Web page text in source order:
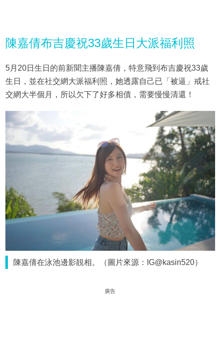
陳嘉倩布吉慶祝33歲生日大派福利照
5月20日生日的前新聞主播陳嘉倩，特意飛到布吉慶祝33歲
生日，並在社交網大派福利照，她透露自己已「被逼」戒社
交網大半個月，所以欠下了好多相債，需要慢慢清還！
陳嘉倩在泳池邊影靚相。（圖片來源：IG@kasin520）
廣告